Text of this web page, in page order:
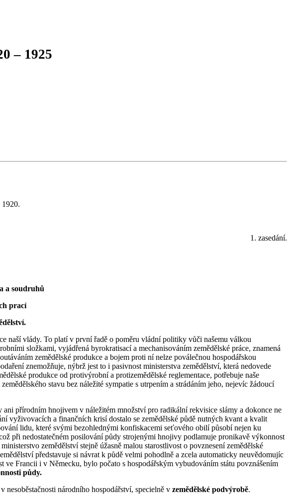
– 1925
1920.
1. zasedání.
a soudruhů
prací
naší vlády. To platí v první řadě o poměru vládní politiky vůči našemu válkou
složkami, vyjádřená byrokratisací a mechanisováním zemědělské práce, znamená
zemědělské produkce a bojem proti ní nelze poválečnou hospodářskou
znemožňuje, nýbrž jest to i pasivnost ministerstva zemědělství, která nedovede
produkce od protivýrobní a protizemědělské reglementace, potřebuje naše
stavu bez náležité sympatie s utrpením a strádáním jeho, nejevíc žádoucí
přírodním hnojivem v náležitém množství pro radikální rekvisice slámy a dokonce ne
vyživovacích a finančních krisí dostalo se zemědělské půdě nutných kvant a kvalit
lidu, které svými bezohlednými konfiskacemi seťového obilí působí nejen ku
při nedostatečném posilování půdy strojenými hnojivy podlamuje pronikavě výkonnost
zemědělství stejně úžasně malou starostlivost o povznesení zemědělské
představuje si návrat k půdě velmi pohodlně a zcela automaticky neuvědomujíc
ve Francii i v Německu, bylo počato s hospodářským vybudováním státu povznášením
půdy.
národního hospodářství, specielně v zemědělské podvýrobě.